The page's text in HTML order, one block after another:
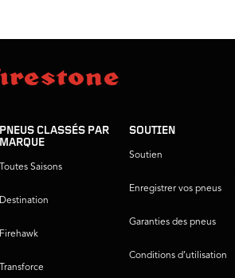
PNEUS CLASSÉS PAR
MARQUE
Toutes Saisons
Destination
Firehawk
Transforce
SOUTIEN
Soutien
Enregistrer vos pneus
Garanties des pneus
Conditions d’utilisation